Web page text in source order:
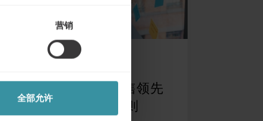
营销
全部允许
卓越销售 —— 全球销售领先
的公司掌握的八个原则